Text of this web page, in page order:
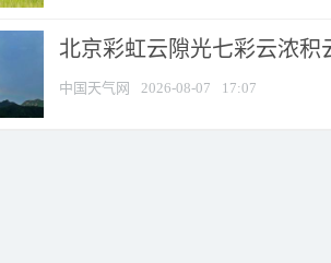
北京彩虹云隙光七彩云浓积
中国天气网 2026-08-07 17:07